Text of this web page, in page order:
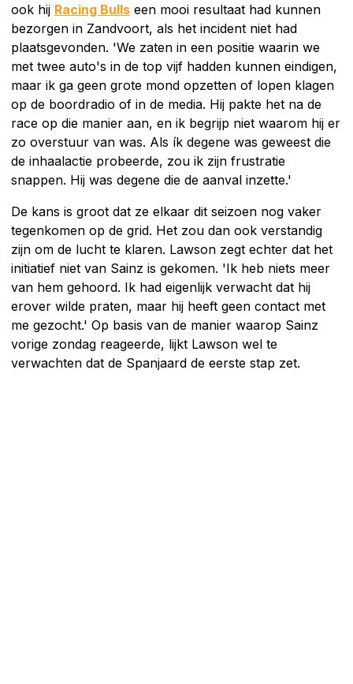
ook hij Racing Bulls een mooi resultaat had kunnen
bezorgen in Zandvoort, als het incident niet had
plaatsgevonden. 'We zaten in een positie waarin we
met twee auto's in de top vijf hadden kunnen eindigen,
maar ik ga geen grote mond opzetten of lopen klagen
op de boordradio of in de media. Hij pakte het na de
race op die manier aan, en ik begrijp niet waarom hij er
zo overstuur van was. Als ík degene was geweest die
de inhaalactie probeerde, zou ik zijn frustratie
snappen. Hij was degene die de aanval inzette.'
De kans is groot dat ze elkaar dit seizoen nog vaker
tegenkomen op de grid. Het zou dan ook verstandig
zijn om de lucht te klaren. Lawson zegt echter dat het
initiatief niet van Sainz is gekomen. 'Ik heb niets meer
van hem gehoord. Ik had eigenlijk verwacht dat hij
erover wilde praten, maar hij heeft geen contact met
me gezocht.' Op basis van de manier waarop Sainz
vorige zondag reageerde, lijkt Lawson wel te
verwachten dat de Spanjaard de eerste stap zet.